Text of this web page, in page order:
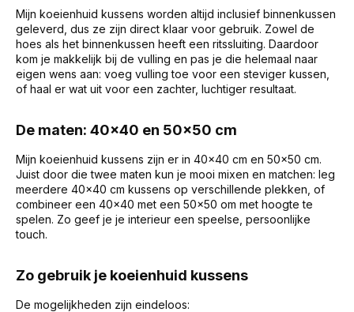
Mijn koeienhuid kussens worden altijd inclusief binnenkussen
geleverd, dus ze zijn direct klaar voor gebruik. Zowel de
hoes als het binnenkussen heeft een ritssluiting. Daardoor
kom je makkelijk bij de vulling en pas je die helemaal naar
eigen wens aan: voeg vulling toe voor een steviger kussen,
of haal er wat uit voor een zachter, luchtiger resultaat.
De maten: 40x40 en 50x50 cm
Mijn koeienhuid kussens zijn er in 40x40 cm en 50x50 cm.
Juist door die twee maten kun je mooi mixen en matchen: leg
meerdere 40x40 cm kussens op verschillende plekken, of
combineer een 40x40 met een 50x50 om met hoogte te
spelen. Zo geef je je interieur een speelse, persoonlijke
touch.
Zo gebruik je koeienhuid kussens
De mogelijkheden zijn eindeloos: